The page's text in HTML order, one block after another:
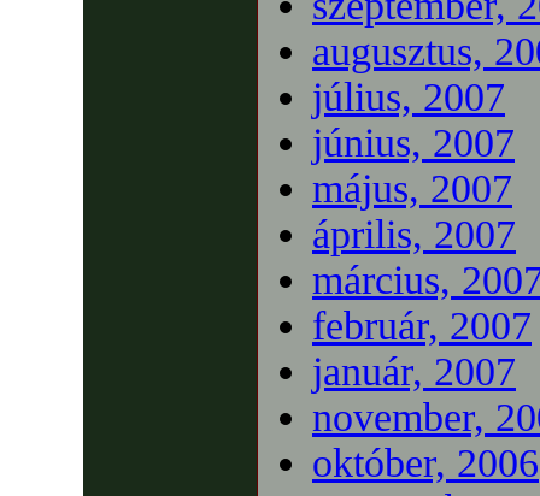
augusztus,
július, 2007
június, 2007
május, 2007
április, 2007
március,
február, 2007
január, 2007
november,
október, 2006